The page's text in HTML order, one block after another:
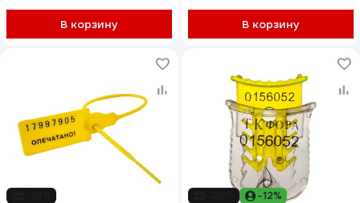
В корзину
В корзину
-12%